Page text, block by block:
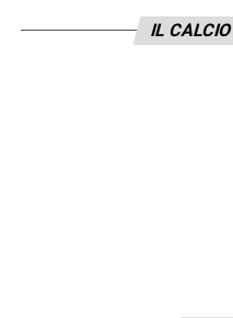
non va in finale,
IL